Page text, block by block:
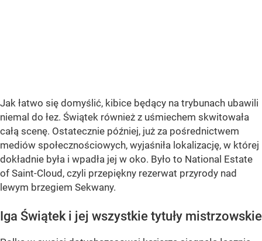
Jak łatwo się domyślić, kibice będący na trybunach ubawili
niemal do łez. Świątek również z uśmiechem skwitowała
całą scenę. Ostatecznie później, już za pośrednictwem
mediów społecznościowych, wyjaśniła lokalizację, w której
dokładnie była i wpadła jej w oko. Było to National Estate
of Saint-Cloud, czyli przepiękny rezerwat przyrody nad
lewym brzegiem Sekwany.
Iga Świątek i jej wszystkie tytuły mistrzowskie